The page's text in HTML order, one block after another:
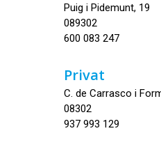
Puig i Pidemunt, 19
089302
600 083 247
Privat
C. de Carrasco i
08302
937 993 129